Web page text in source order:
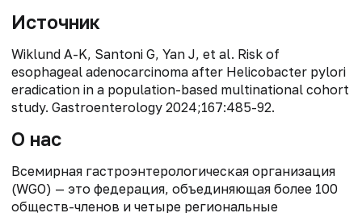
Источник
Wiklund A-K, Santoni G, Yan J, et al. Risk of
esophageal adenocarcinoma after Helicobacter pylori
eradication in a population-based multinational cohort
study. Gastroenterology 2024;167:485-92.
О нас
Всемирная гастроэнтерологическая организация
(WGO) — это федерация, объединяющая более 100
обществ-членов и четыре региональные